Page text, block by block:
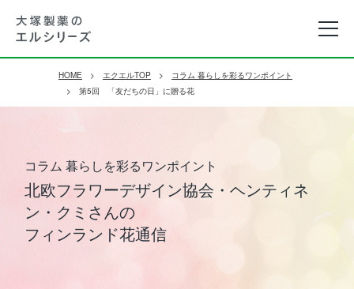
HOME エクエルTOP
コラム 暮らしを彩るワンポイント
第5回 「友だちの日」に贈る花
コラム 暮らしを彩るワンポイント
北欧フラワーデザイン協会・ヘンティネ
ン・クミさんの
フィンランド花通信